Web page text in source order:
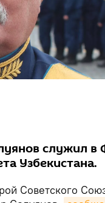
служил в
Узбекистана.
Советского